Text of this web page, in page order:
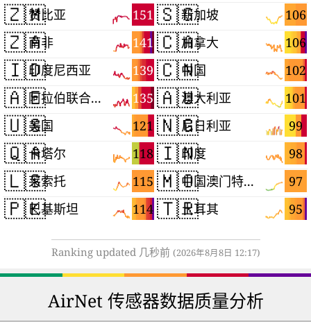
🇿🇲 151
赞比亚
🇿🇦 141
南非
🇮🇩 139
印度尼西亚
🇦🇪 135
阿拉伯联合酋长国
🇺🇸 121
美国
🇶🇦 118
卡塔尔
🇱🇸 115
莱索托
🇵🇰 114
巴基斯坦
🇸🇬 106
新加坡
🇨🇦 106
加拿大
🇨🇳 102
中国
🇦🇺 101
澳大利亚
🇳🇬 99
尼日利亚
🇮🇳 98
印度
🇲🇴 97
中国澳门特别行政区
🇹🇷 95
土耳其
Ranking updated 几秒前 (2026年8月8日 12:17)
AirNet 传感器数据质量分析